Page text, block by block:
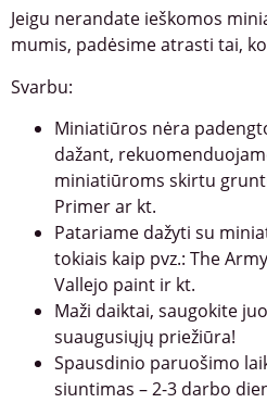
Jeigu nerandate ieškomos
mumis, padėsime atrasti tai,
Svarbu:
Miniatiūros nėra
dažant,
miniatiūroms skirtu
Primer ar kt.
Patariame dažyti su
tokiais kaip pvz.: The
Vallejo paint ir kt.
Maži daiktai, saugokite
suaugusiųjų priežiūra!
Spausdinio paruošimo
siuntimas – 2-3 darbo